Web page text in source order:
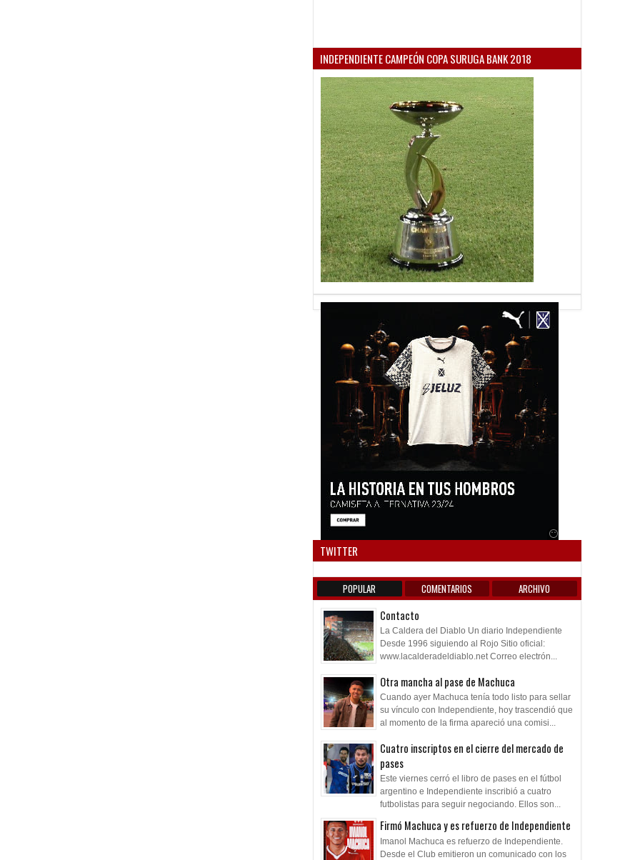
INDEPENDIENTE CAMPEÓN COPA SURUGA BANK 2018
TWITTER
POPULAR COMENTARIOS ARCHIVO
Contacto
La Caldera del Diablo Un diario Independiente
Desde 1996 siguiendo al Rojo Sitio oficial:
www.lacalderadeldiablo.net Correo electrón...
Otra mancha al pase de Machuca
Cuando ayer Machuca tenía todo listo para sellar
su vínculo con Independiente, hoy trascendió que
al momento de la firma apareció una comisi...
Cuatro inscriptos en el cierre del mercado de
pases
Este viernes cerró el libro de pases en el fútbol
argentino e Independiente inscribió a cuatro
futbolistas para seguir negociando. Ellos son...
Firmó Machuca y es refuerzo de Independiente
Imanol Machuca es refuerzo de Independiente.
Desde el Club emitieron un comunicado con los